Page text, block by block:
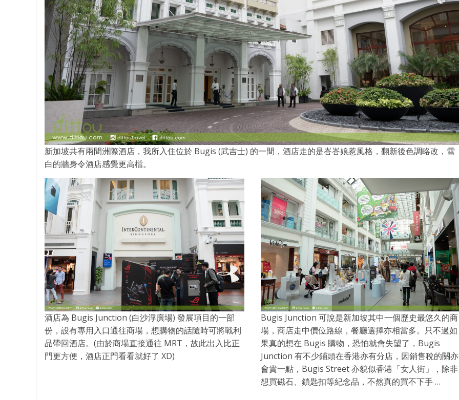
新加坡共有兩間洲際酒店，我所入住位於 Bugis (武吉士) 的一間，酒店走的是峇峇娘惹風格，翻新後色調略改，雪
白的牆身令酒店感覺更高檔。
酒店為 Bugis Junction (白沙浮廣場) 發展項目的一部
份，設有專用入口通往商場，想購物的話隨時可將戰利
品帶回酒店。(由於商場直接通往 MRT，故此出入比正
門更方便，酒店正門看看就好了 XD)
Bugis Junction 可說是新加坡其中一個歷史最悠久的商
場，商店走中價位路線，餐廳選擇亦相當多。只不過如
果真的想在 Bugis 購物，恐怕就會失望了，Bugis
Junction 有不少鋪頭在香港亦有分店，因銷售稅的關亦
會貴一點，Bugis Street 亦貌似香港「女人街」，除非
想買磁石、鎖匙扣等紀念品，不然真的買不下手 …